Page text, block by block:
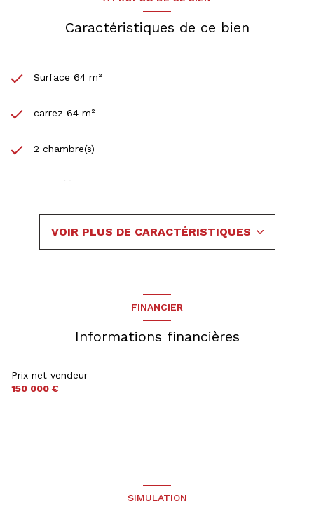
Caractéristiques de ce bien
Surface 64 m²
carrez 64 m²
2 chambre(s)
VOIR PLUS DE CARACTÉRISTIQUES
FINANCIER
Informations financières
Prix net vendeur
150 000 €
SIMULATION